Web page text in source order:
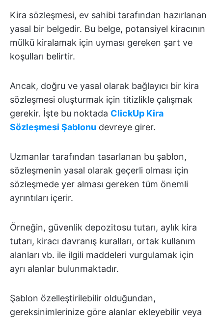
Kira sözleşmesi, ev sahibi tarafından hazırlanan
yasal bir belgedir. Bu belge, potansiyel kiracının
mülkü kiralamak için uyması gereken şart ve
koşulları belirtir.
Ancak, doğru ve yasal olarak bağlayıcı bir kira
sözleşmesi oluşturmak için titizlikle çalışmak
gerekir. İşte bu noktada ClickUp Kira
Sözleşmesi Şablonu devreye girer.
Uzmanlar tarafından tasarlanan bu şablon,
sözleşmenin yasal olarak geçerli olması için
sözleşmede yer alması gereken tüm önemli
ayrıntıları içerir.
Örneğin, güvenlik depozitosu tutarı, aylık kira
tutarı, kiracı davranış kuralları, ortak kullanım
alanları vb. ile ilgili maddeleri vurgulamak için
ayrı alanlar bulunmaktadır.
Şablon özelleştirilebilir olduğundan,
gereksinimlerinize göre alanlar ekleyebilir veya